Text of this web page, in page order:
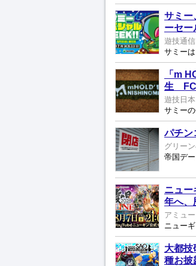
サミー
ーセー
遊技通信
「m
生
遊技日本
パチン
グリー
ニュー
年へ、
アミュ
大都技
種お披